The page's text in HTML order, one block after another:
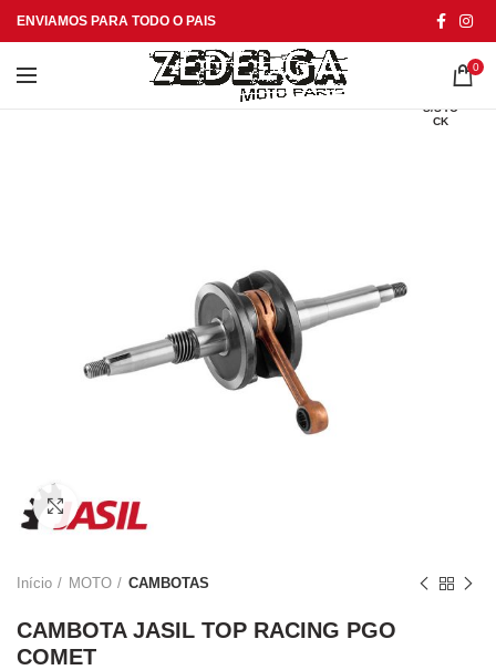
ENVIAMOS PARA TODO O PAIS
0
S/STO
CK
Click to enlarge
Início MOTO CAMBOTAS
CAMBOTA JASIL TOP RACING PGO
COMET